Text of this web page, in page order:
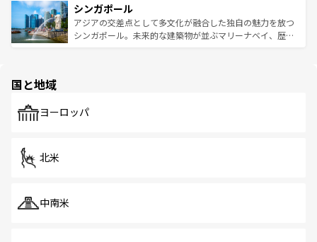
参照してほしい。
激する。気候は一年中温暖で、どの季節にも異なる楽しみ
が待っている。親しみやすいタイの人々、仏教を中心とし
た文化、そして多様な観光資源が、訪れる旅人を魅了し続
み、どこを訪れても感動するはず。観光スポットが密集し
ており、効率よく見どころを回れるのも魅力。息をのむよ
うな絶景から文化的な体験まで、香港を存分に楽しみ尽く
シンガポール
アジアの交差点として多文化が融合した独自の魅力を放つ
シンガポール。未来的な建築物が並ぶマリーナベイ、歴史
で、ホーカーズは地元の風情を楽しめる外せないスポット
国と地域
ヨーロッパ
北米
中南米